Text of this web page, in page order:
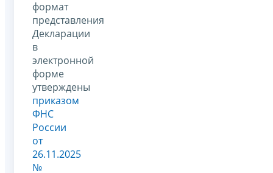
формат
представления
Декларации
в
электронной
форме
утверждены
приказом
ФНС
России
от
26.11.2025
№